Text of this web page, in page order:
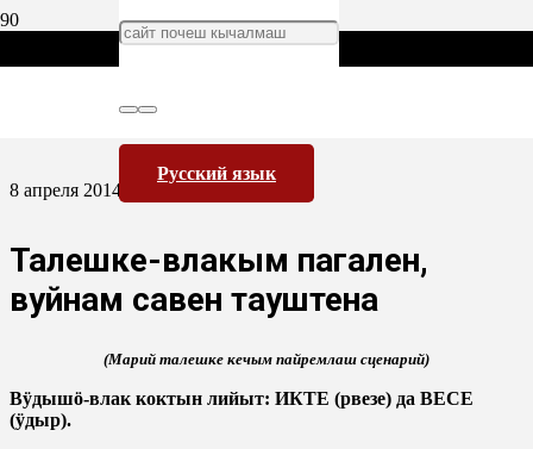
Русский язык
8 апреля 2014
Талешке-влакым пагален,
вуйнам савен тауштена
(Марий талешке кечым пайремлаш сценарий)
Вӱдышӧ-влак коктын лийыт: ИКТЕ (рвезе) да ВЕСЕ
(ӱдыр).